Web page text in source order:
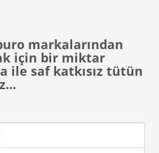
markalarından
için bir miktar
ile saf katkısız tütün